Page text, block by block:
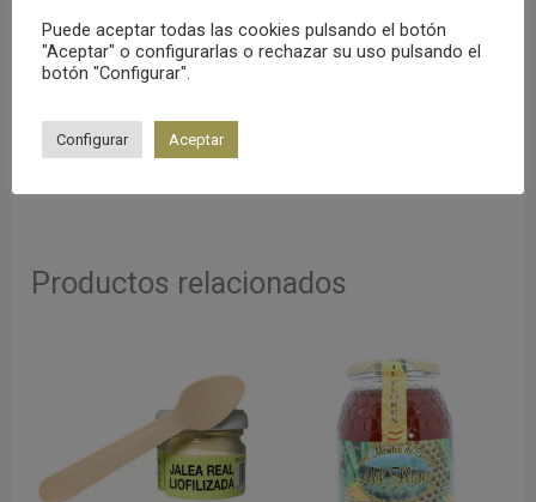
ZONA DE PRODUCCIÓN:
-Montes de Toledo. Producido en
Productos relacionados
Puede aceptar todas las cookies pulsando el botón
"Aceptar" o configurarlas o rechazar su uso pulsando el
botón "Configurar".
Configurar Aceptar